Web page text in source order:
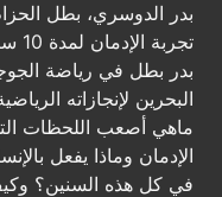
بدر الدوسري، بطل
بدر بطل في رياضة
البحرين لإنجازاته
ماهي أصعب اللحظات
الإدمان وماذا يفعل
في كل هذه السنين؟